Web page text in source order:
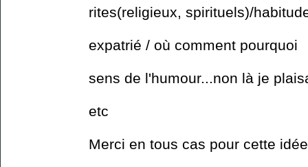
rites(religieux, spirituels)/
expatrié / où comment pourquoi
sens de l'humour...non là je
etc
Merci en tous cas pour cette